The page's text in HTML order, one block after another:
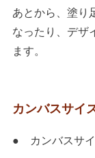
あとから、塗り
なったり、デザ
ます。
カンバスサイ
● カンバスサ